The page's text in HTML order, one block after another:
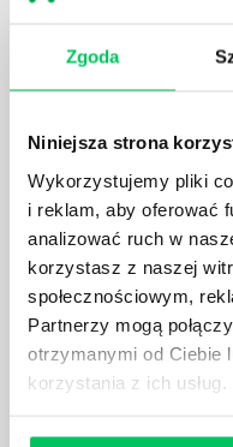
Zgoda
Niniejsza strona
Wykorzystujemy pliki
i reklam, aby oferować
analizować ruch w
korzystasz z naszej
społecznościowym,
Partnerzy mogą
otrzymanymi od Ciebie
korzystania z ich usług.
za realizację działań
działu.
JAKĄ METODĘ
KAŻDY MENEDŻER?
Istnieje wiele metod
ludzkimi oraz